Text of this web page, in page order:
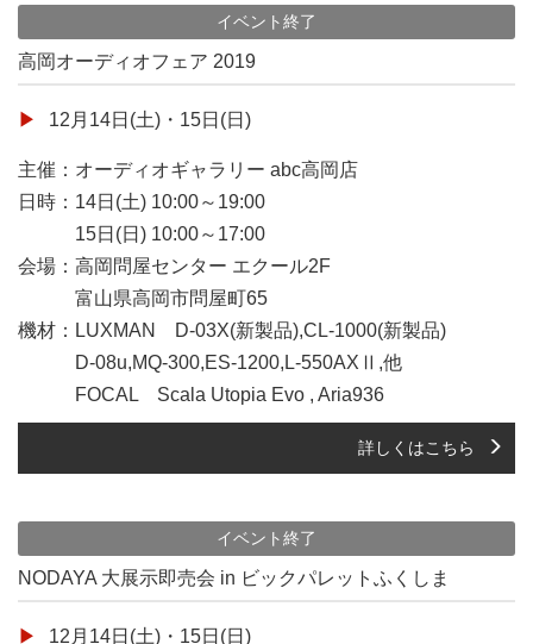
イベント終了
高岡オーディオフェア 2019
12月14日(土)・15日(日)
主催：オーディオギャラリー abc高岡店
日時：14日(土) 10:00～19:00
15日(日) 10:00～17:00
会場：高岡問屋センター エクール2F
富山県高岡市問屋町65
機材：LUXMAN D-03X(新製品),CL-1000(新製品)
D-08u,MQ-300,ES-1200,L-550AXⅡ,他
FOCAL Scala Utopia Evo , Aria936
詳しくはこちら
イベント終了
NODAYA 大展示即売会 in ビックパレットふくしま
12月14日(土)・15日(日)